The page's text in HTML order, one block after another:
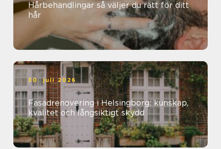
Hårbehandlingar så väljer du rätt för ditt
hår
30. juli 2026
Fasadrenovering i Helsingborg: kunskap,
kvalitet och långsiktigt skydd